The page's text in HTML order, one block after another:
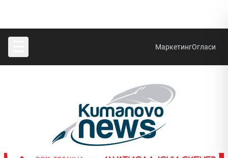
МаркетингОгласи